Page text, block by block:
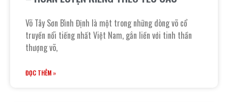
Võ Tây Sơn Bình Định là một trong những dòng võ cổ
truyền nổi tiếng nhất Việt Nam, gắn liền với tinh thần
thượng võ,
ĐỌC THÊM »